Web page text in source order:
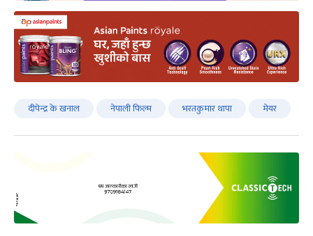
दीपेन्द्र के खनाल नेपाली फिल्म भरतकुमार थापा मेयर